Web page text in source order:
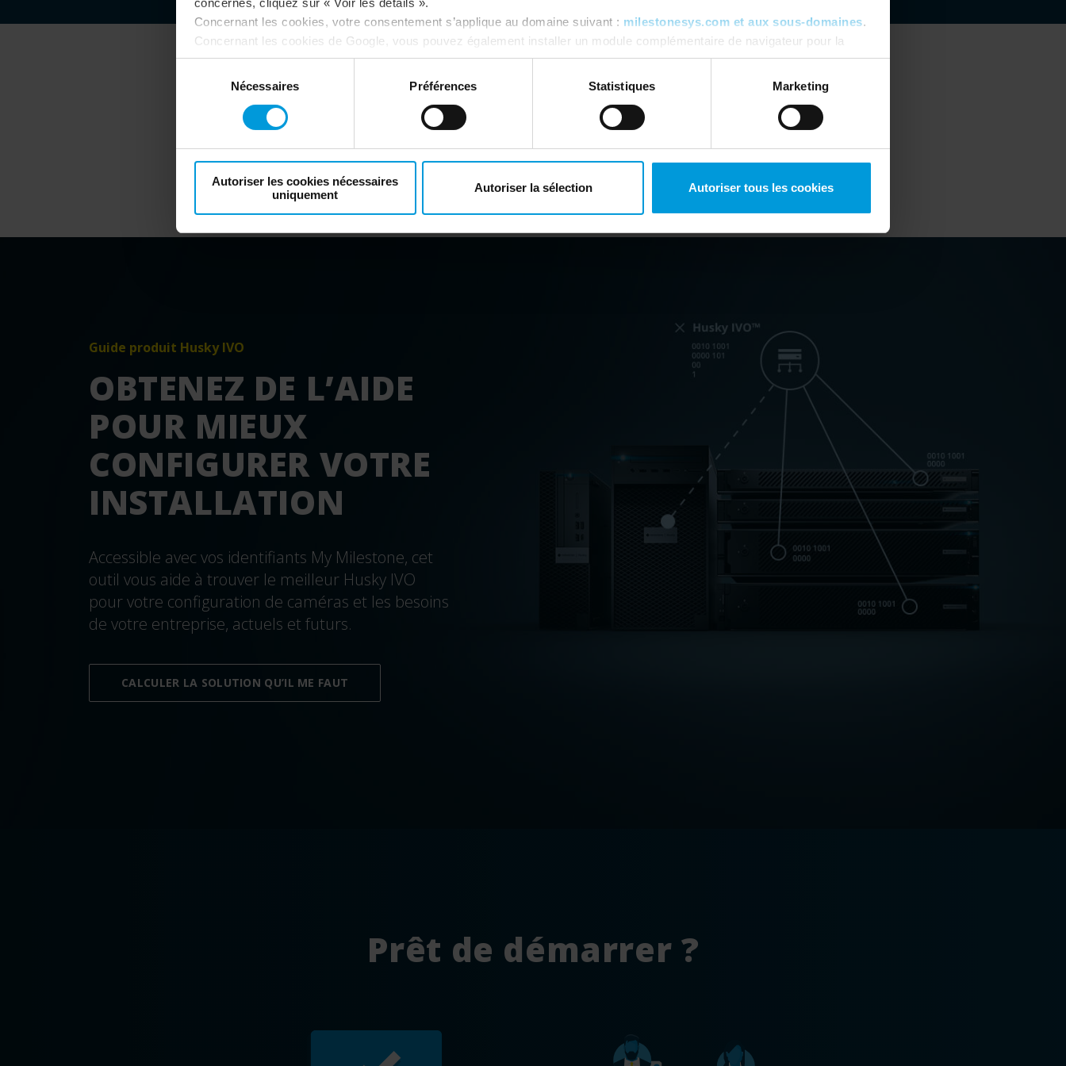
Concernant les cookies, votre consentement s’applique au domaine suivant : milestonesys.com et aux sous-domaines.
Concernant les cookies de Google, vous pouvez également installer un module complémentaire de navigateur pour la
désactivation de Google Analytics ici :https://tools.google.com/dlpage/gaoptout?hl=fr. Vous pouvez toujoursmodifier
votre consentement
consentement
Nécessaires Préférences Statistiques Marketing
Autoriser les cookies nécessaires
uniquement
Autoriser la sélection Autoriser tous les cookies
DIRECTIVES D'ÉTAPE POUR L'UTILISATION DES SERVEURS 350R ET 700R COMME
SERVEURS DE GESTION DÉDIÉS
Guide produit Husky IVO
OBTENEZ DE L’AIDE
POUR MIEUX
CONFIGURER VOTRE
INSTALLATION
Accessible avec vos identifiants My Milestone, cet
outil vous aide à trouver le meilleur Husky IVO
pour votre configuration de caméras et les besoins
de votre entreprise, actuels et futurs.
CALCULER LA SOLUTION QU’IL ME FAUT
Prêt de démarrer ?